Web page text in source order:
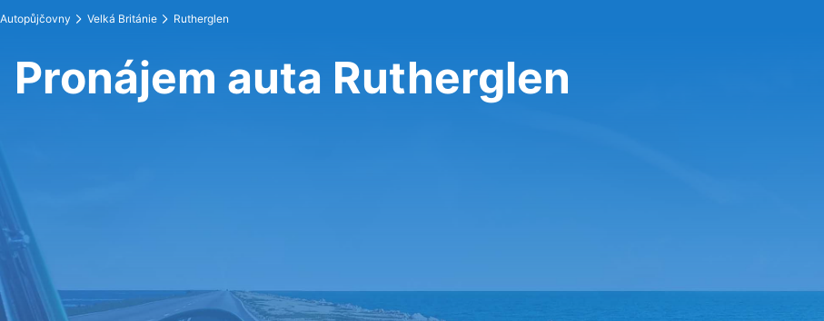
Autopůjčovny Velká Británie Rutherglen
Pronájem auta Rutherglen